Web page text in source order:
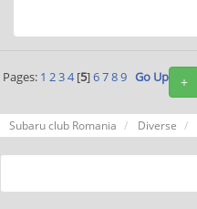
+
Pages: 1 2 3 4[5]6 7 8 9 Go Up
Subaru club Romania Diverse